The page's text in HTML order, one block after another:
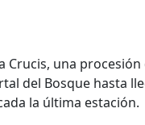
Crucis, una
del Bosque hasta
la última estación.